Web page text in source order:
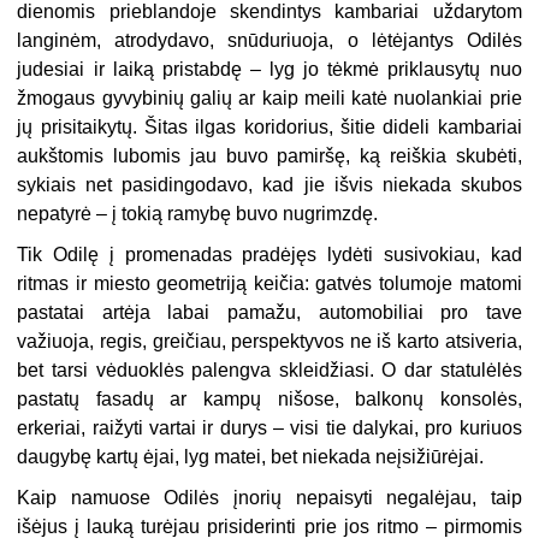
dienomis prieblandoje skendintys kambariai uždarytom
langinėm, atrodydavo, snūduriuoja, o lėtėjantys Odilės
judesiai ir laiką pristabdę – lyg jo tėkmė priklausytų nuo
žmogaus gyvybinių galių ar kaip meili katė nuolankiai prie
jų prisitaikytų. Šitas ilgas koridorius, šitie dideli kambariai
aukštomis lubomis jau buvo pamiršę, ką reiškia skubėti,
sykiais net pasidingodavo, kad jie išvis niekada skubos
nepatyrė – į tokią ramybę buvo nugrimzdę.
Tik Odilę į promenadas pradėjęs lydėti susivokiau, kad
ritmas ir miesto geometriją keičia: gatvės tolumoje matomi
pastatai artėja labai pamažu, automobiliai pro tave
važiuoja, regis, greičiau, perspektyvos ne iš karto atsiveria,
bet tarsi vėduoklės palengva skleidžiasi. O dar statulėlės
pastatų fasadų ar kampų nišose, balkonų konsolės,
erkeriai, raižyti vartai ir durys – visi tie dalykai, pro kuriuos
daugybę kartų ėjai, lyg matei, bet niekada neįsižiūrėjai.
Kaip namuose Odilės įnorių nepaisyti negalėjau, taip
išėjus į lauką turėjau prisiderinti prie jos ritmo – pirmomis